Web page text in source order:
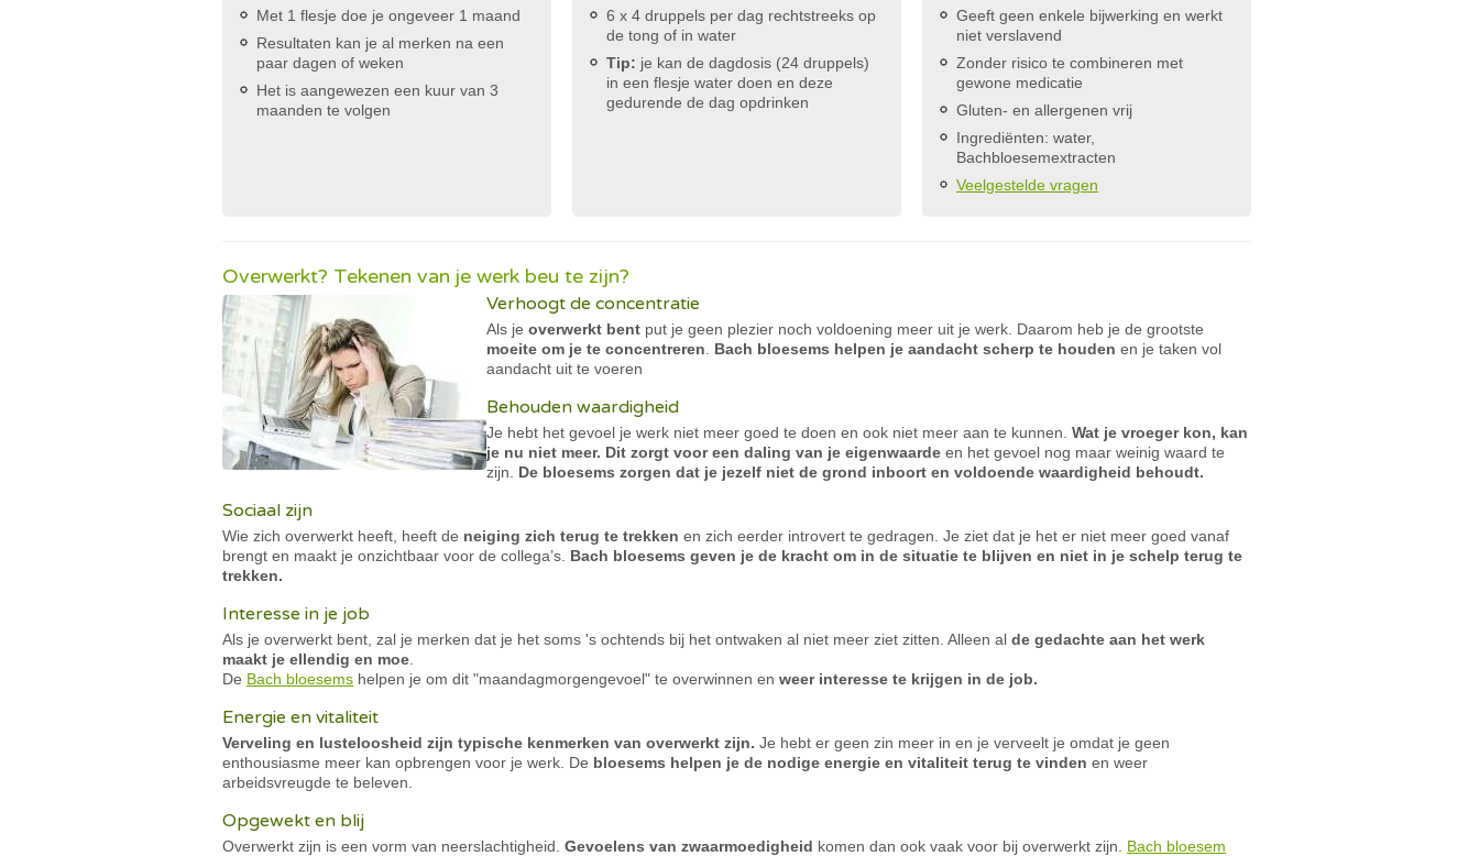
Met 1 flesje doe je ongeveer 1 maand
Resultaten kan je al merken na een
paar dagen of weken
Het is aangewezen een kuur van 3
maanden te volgen
6 x 4 druppels per dag rechtstreeks op
de tong of in water
Tip: je kan de dagdosis (24 druppels)
in een flesje water doen en deze
gedurende de dag opdrinken
Geeft geen enkele bijwerking en werkt
niet verslavend
Zonder risico te combineren met
gewone medicatie
Gluten- en allergenen vrij
Ingrediënten: water,
Bachbloesemextracten
Veelgestelde vragen
Overwerkt? Tekenen van je werk beu te zijn?
Verhoogt de concentratie
Als je overwerkt bent put je geen plezier noch voldoening meer uit je werk. Daarom heb je de grootste
moeite om je te concentreren
Bach bloesems helpen je aandacht scherp te houden en je taken vol
aandacht uit te voeren
Behouden waardigheid
Je hebt het gevoel je werk niet meer goed te doen en ook niet meer aan te kunnen. Wat je vroeger kon, kan
je nu niet meer. Dit zorgt voor een daling van je eigenwaarde en het gevoel nog maar weinig waard te
zijn. De bloesems zorgen dat je jezelf niet de grond inboort en voldoende waardigheid behoudt.
Sociaal zijn
Wie zich overwerkt heeft, heeft de neiging zich terug te trekken en zich eerder introvert te gedragen. Je ziet dat je het er niet meer goed vanaf
brengt en maakt je onzichtbaar voor de collega’s. Bach bloesems geven je de kracht om in de situatie te blijven en niet in je schelp terug te
trekken.
Interesse in je job
Als je overwerkt bent, zal je merken dat je het soms 's ochtends bij het ontwaken al niet meer ziet zitten. Alleen al de gedachte aan het werk
maakt je ellendig en moe
De Bach bloesems helpen je om dit "maandagmorgengevoel" te overwinnen en weer interesse te krijgen in de job.
Energie en vitaliteit
Verveling en lusteloosheid zijn typische kenmerken van overwerkt zijn. Je hebt er geen zin meer in en je verveelt je omdat je geen
enthousiasme meer kan opbrengen voor je werk. De bloesems helpen je de nodige energie en vitaliteit terug te vinden en weer
arbeidsvreugde te beleven.
Opgewekt en blij
Overwerkt zijn is een vorm van neerslachtigheid. Gevoelens van zwaarmoedigheid komen dan ook vaak voor bij overwerkt zijn. Bach bloesem